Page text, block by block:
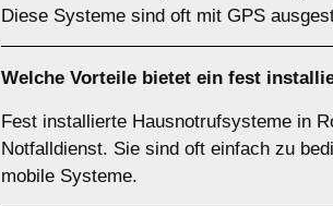
Diese Systeme sind oft mit GPS
Welche Vorteile bietet ein fest
Fest installierte Hausnotrufsysteme in
Notfalldienst. Sie sind oft einfach zu
mobile Systeme.